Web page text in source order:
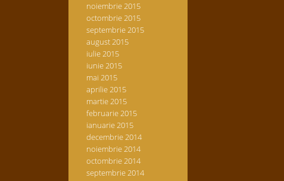
noiembrie 2015
octombrie 2015
septembrie 2015
august 2015
iulie 2015
iunie 2015
mai 2015
aprilie 2015
martie 2015
februarie 2015
ianuarie 2015
decembrie 2014
noiembrie 2014
octombrie 2014
septembrie 2014